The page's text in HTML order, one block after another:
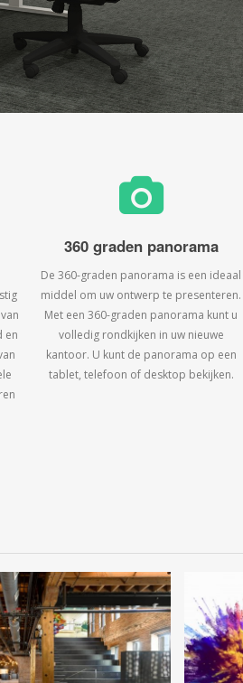
en
360 graden panorama
De 360-graden panorama is een ideaal
middel om uw ontwerp te presenteren.
Met een 360-graden panorama kunt u
volledig rondkijken in uw nieuwe
kantoor. U kunt de panorama op een
tablet, telefoon of desktop bekijken.